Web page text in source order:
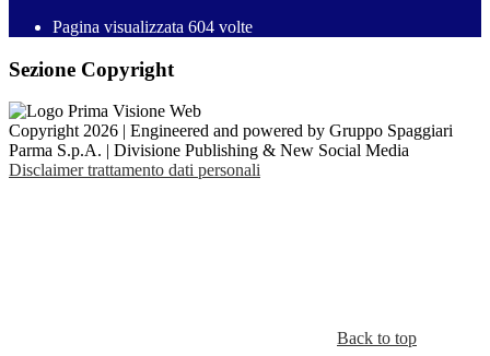
Pagina visualizzata 604 volte
Sezione Copyright
Copyright 2026 | Engineered and powered by Gruppo Spaggiari
Parma S.p.A. | Divisione Publishing & New Social Media
Disclaimer trattamento dati personali
Back to top